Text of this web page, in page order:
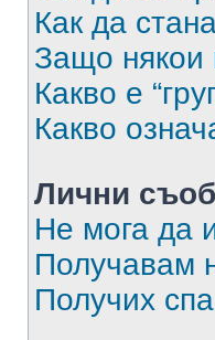
Как да
Защо някои
Какво е
Какво
Лични
Не мога да
Получавам
Получих